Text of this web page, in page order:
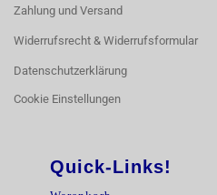
Zahlung und Versand
Widerrufsrecht & Widerrufsformular
Datenschutzerklärung
Cookie Einstellungen
Quick-Links!